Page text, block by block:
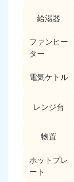
給湯器
ファンヒー
ター
電気ケトル
レンジ台
物置
ホットプレ
ート